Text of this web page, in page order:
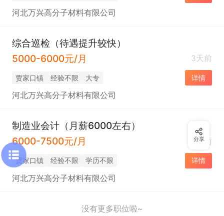
河北万兴高分子材料有限公司
综合巡检（待遇提升较快）
5000-6000元/月
3天前
贾家口镇 经验不限 大专 详情
河北万兴高分子材料有限公司
制造业会计（月薪6000左右）
6000-7500元/月
3天前
贾家口镇 经验不限 学历不限 详情
河北万兴高分子材料有限公司
没有更多职位啦~
分享